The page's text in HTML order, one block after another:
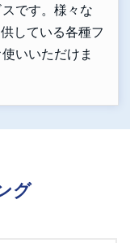
です。様々な
している各種フ
いいただけま
グ